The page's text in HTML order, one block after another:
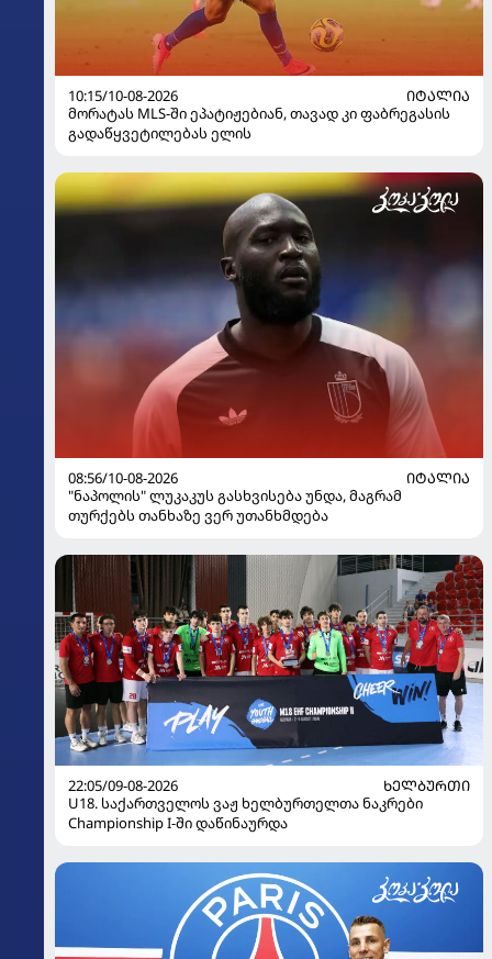
10:15/10-08-2026
ᲘᲢᲐᲚᲘᲐ
მორატას MLS-ში ეპატიჟებიან, თავად კი ფაბრეგასის
გადაწყვეტილებას ელის
08:56/10-08-2026
ᲘᲢᲐᲚᲘᲐ
"ნაპოლის" ლუკაკუს გასხვისება უნდა, მაგრამ
თურქებს თანხაზე ვერ უთანხმდება
22:05/09-08-2026
ᲮᲔᲚᲑᲣᲠᲗᲘ
U18. საქართველოს ვაჟ ხელბურთელთა ნაკრები
Championship I-ში დაწინაურდა